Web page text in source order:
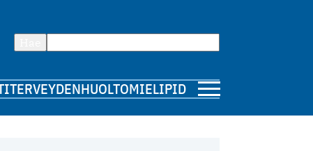
TERVEYDENHUOLTOMIELIPIDE